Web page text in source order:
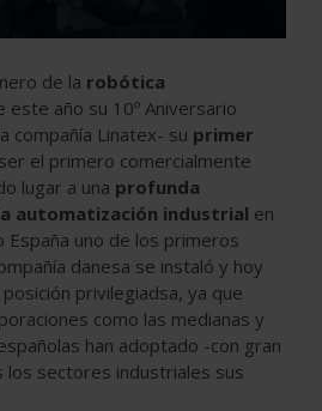
de la robótica
este año su 10º Aniversario
compañía Linatex- su primer
el primero comercialmente
lugar a una profunda
automatización industrial en
España uno de los primeros
danesa se instaló y hoy
privilegiadsa, ya que
como las medianas y
han adoptado -con gran
sectores industriales sus